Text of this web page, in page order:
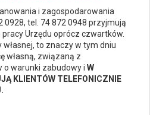
i zagospodarowania
0928, tel. 74 872 0948 przyjmują
Urzędu oprócz czwartków.
to znaczy w tym dniu
własną, związaną z
warunki zabudowy i W
KLIENTÓW TELEFONICZNIE